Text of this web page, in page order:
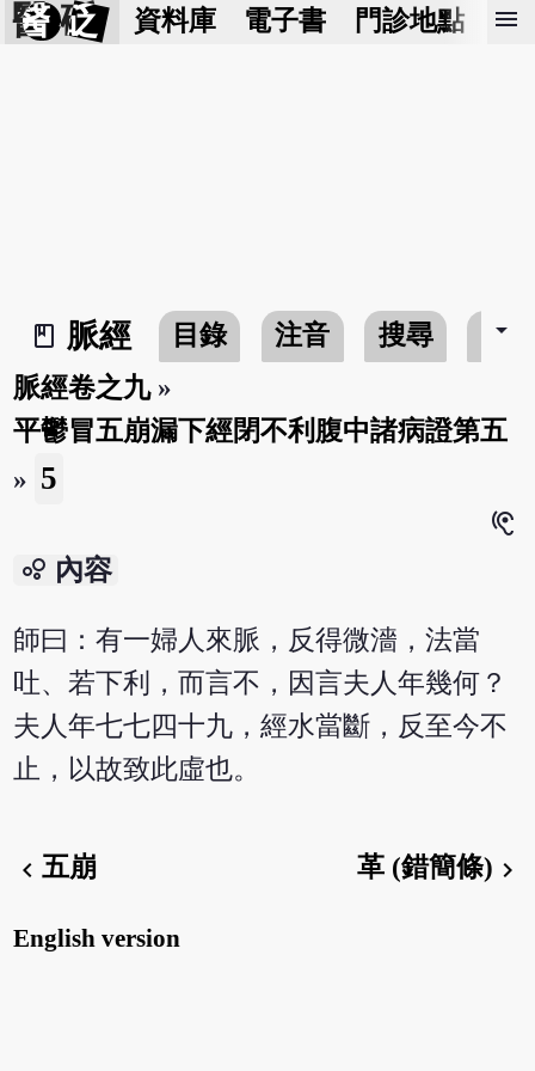
醫 砭 資料庫 電子書 門診地點 預
menu
book_2
脈經 目錄 注音 搜尋 書介
arrow_drop_down
脈經卷之九»
平鬱冒五崩漏下經閉不利腹中諸病證第五
» 5
hearing
bubble_chart 內容
師曰：有一婦人來脈，反得微濇，法當
吐、若下利，而言不，因言夫人年幾何？
夫人年七七四十九，經水當斷，反至今不
止，以故致此虛也。
chevron_left五崩 革 (錯簡條) chevron_right
English version